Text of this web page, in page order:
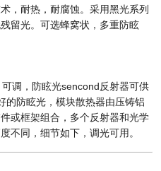
，耐热，耐腐蚀。采用黑光系列
留光。可选蜂窝状，多重防眩
调，防眩光sencond反射器可供
的防眩光，模块散热器由压铸铝
或框架组合，多个反射器和光学
不同，细节如下，调光可用。